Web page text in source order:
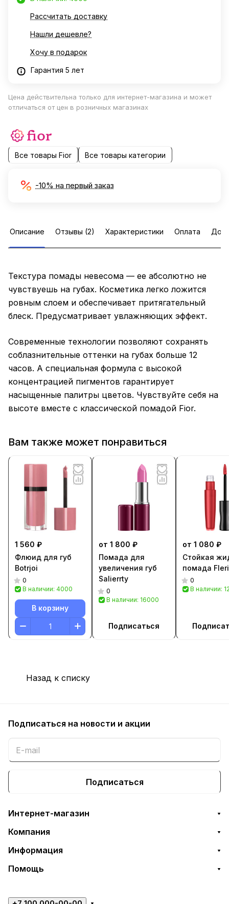
Рассчитать доставку
Нашли дешевле?
Хочу в подарок
Гарантия 5 лет
Цена действительна только для интернет-магазина и может
отличаться от цен в розничных магазинах
Все товары Fior Все товары категории
-10% на первый заказ
Описание Отзывы (2) Характеристики Оплата
Текстура помады невесома — ее абсолютно не
чувствуешь на губах. Косметика легко ложится
ровным слоем и обеспечивает притягательный
блеск. Предусматривает увлажняющих эффект.
Современные технологии позволяют сохранять
соблазнительные оттенки на губах больше 12
часов. А специальная формула с высокой
концентрацией пигментов гарантирует
насыщенные палитры цветов. Чувствуйте себя на
высоте вместе с классической помадой Fior.
Вам также может понравиться
1 560 ₽
Флюид для губ
Botrjoi
0
В наличии: 4000
В корзину
от 1 800 ₽
Помада для
увеличения губ
Salierrty
0
В наличии: 16000
Подписаться
от 1 080 ₽
Стойкая
помада
0
В наличии:
Назад к списку
Подписаться на новости и акции
Подписаться
Интернет-магазин
Компания
Информация
Помощь